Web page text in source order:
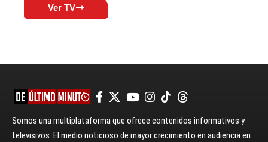
Ver TV
Somos una multiplataforma que ofrece contenidos informativos y
televisivos. El medio noticioso de mayor crecimiento en audiencia en